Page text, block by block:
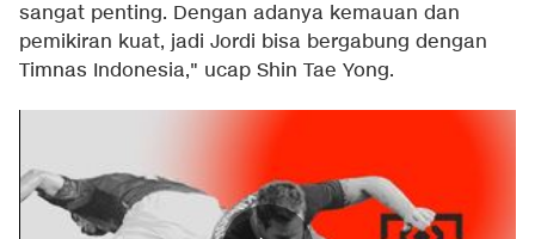
sangat penting. Dengan adanya kemauan dan
pemikiran kuat, jadi Jordi bisa bergabung dengan
Timnas Indonesia," ucap Shin Tae Yong.